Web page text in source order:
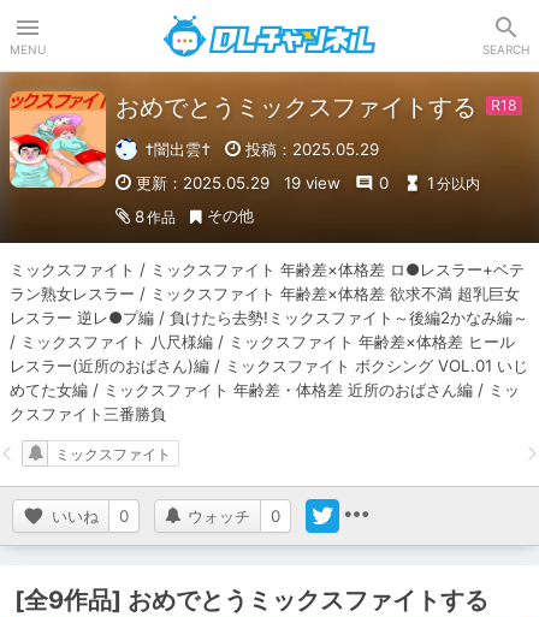
MENU SEARCH
おめでとうミックスファイトする
†闇出雲†
投稿：2025.05.29
更新：2025.05.29
19 view 0 1 分以内
8作品 その他
ミックスファイト / ミックスファイト 年齢差×体格差 ロ●レスラー+ベテ
ラン熟女レスラー / ミックスファイト 年齢差×体格差 欲求不満 超乳巨女
レスラー 逆レ●プ編 / 負けたら去勢!ミックスファイト～後編2かなみ編～
/ ミックスファイト 八尺様編 / ミックスファイト 年齢差×体格差 ヒール
レスラー(近所のおばさん)編 / ミックスファイト ボクシング VOL.01 いじ
めてた女編 / ミックスファイト 年齢差・体格差 近所のおばさん編 / ミッ
クスファイト三番勝負
いいね 0 ウォッチ 0
ミックスファイト
[全9作品] おめでとうミックスファイトする